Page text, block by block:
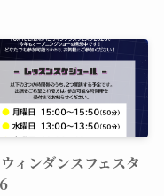
ィンダンスフェスタ